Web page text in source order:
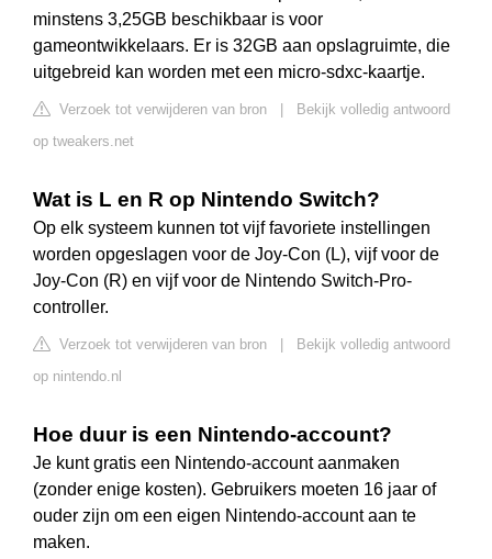
minstens 3,25GB beschikbaar is voor
gameontwikkelaars. Er is 32GB aan opslagruimte, die
uitgebreid kan worden met een micro-sdxc-kaartje.
Verzoek tot verwijderen van bron
Bekijk volledig antwoord
op tweakers.net
Wat is L en R op Nintendo Switch?
Op elk systeem kunnen tot vijf favoriete instellingen
worden opgeslagen voor de Joy-Con (L), vijf voor de
Joy-Con (R) en vijf voor de Nintendo Switch-Pro-
controller.
Verzoek tot verwijderen van bron
Bekijk volledig antwoord
op nintendo.nl
Hoe duur is een Nintendo-account?
Je kunt gratis een Nintendo-account aanmaken
(zonder enige kosten). Gebruikers moeten 16 jaar of
ouder zijn om een eigen Nintendo-account aan te
maken.